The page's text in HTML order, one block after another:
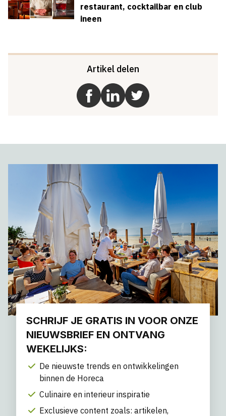
restaurant, cocktailbar en club
ineen
Artikel delen
SCHRIJF JE GRATIS IN VOOR ONZE
NIEUWSBRIEF EN ONTVANG
WEKELIJKS:
De nieuwste trends en ontwikkelingen
binnen de Horeca
Culinaire en interieur inspiratie
Exclusieve content zoals: artikelen,